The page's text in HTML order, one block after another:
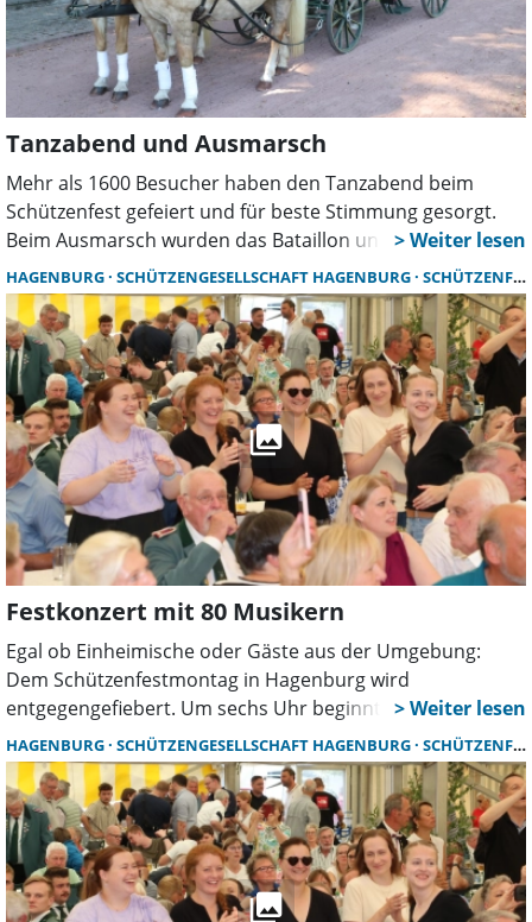
Tanzabend und Ausmarsch
Mehr als 1600 Besucher haben den Tanzabend beim
Schützenfest gefeiert und für beste Stimmung gesorgt.
Beim Ausmarsch wurden das Bataillon und die Offiziere
von vielen Zuschauern begleitet. Auch Gäste aus
Ostwestfalen nahmen erstmals am Umzug teil.
HAGENBURG SCHÜTZENGESELLSCHAFT HAGENBURG SCHÜTZENFEST
Festkonzert mit 80 Musikern
Egal ob Einheimische oder Gäste aus der Umgebung:
Dem Schützenfestmontag in Hagenburg wird
entgegengefiebert. Um sechs Uhr beginnt der Tag mit
dem Wecken durch die Musikzüge und kurz nach acht Uhr
ist Antreten des Bataillons in der Schlossstraße vor dem
Rathaus angesagt. Dann muss es fix gehen zum Festplatz.
HAGENBURG SCHÜTZENGESELLSCHAFT HAGENBURG SCHÜTZENFEST